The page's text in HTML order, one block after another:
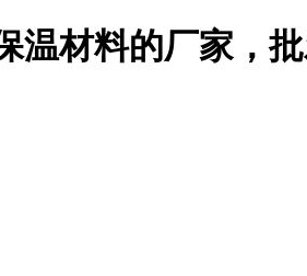
材料的厂家，